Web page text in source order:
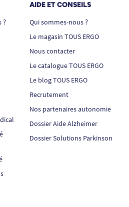
?
AIDE ET CONSEILS
Qui sommes-nous ?
Le magasin TOUS ERGO
Nous contacter
Le catalogue TOUS ERGO
Le blog TOUS ERGO
Recrutement
Nos partenaires autonomie
Dossier Aide Alzheimer
Dossier Solutions Parkinson